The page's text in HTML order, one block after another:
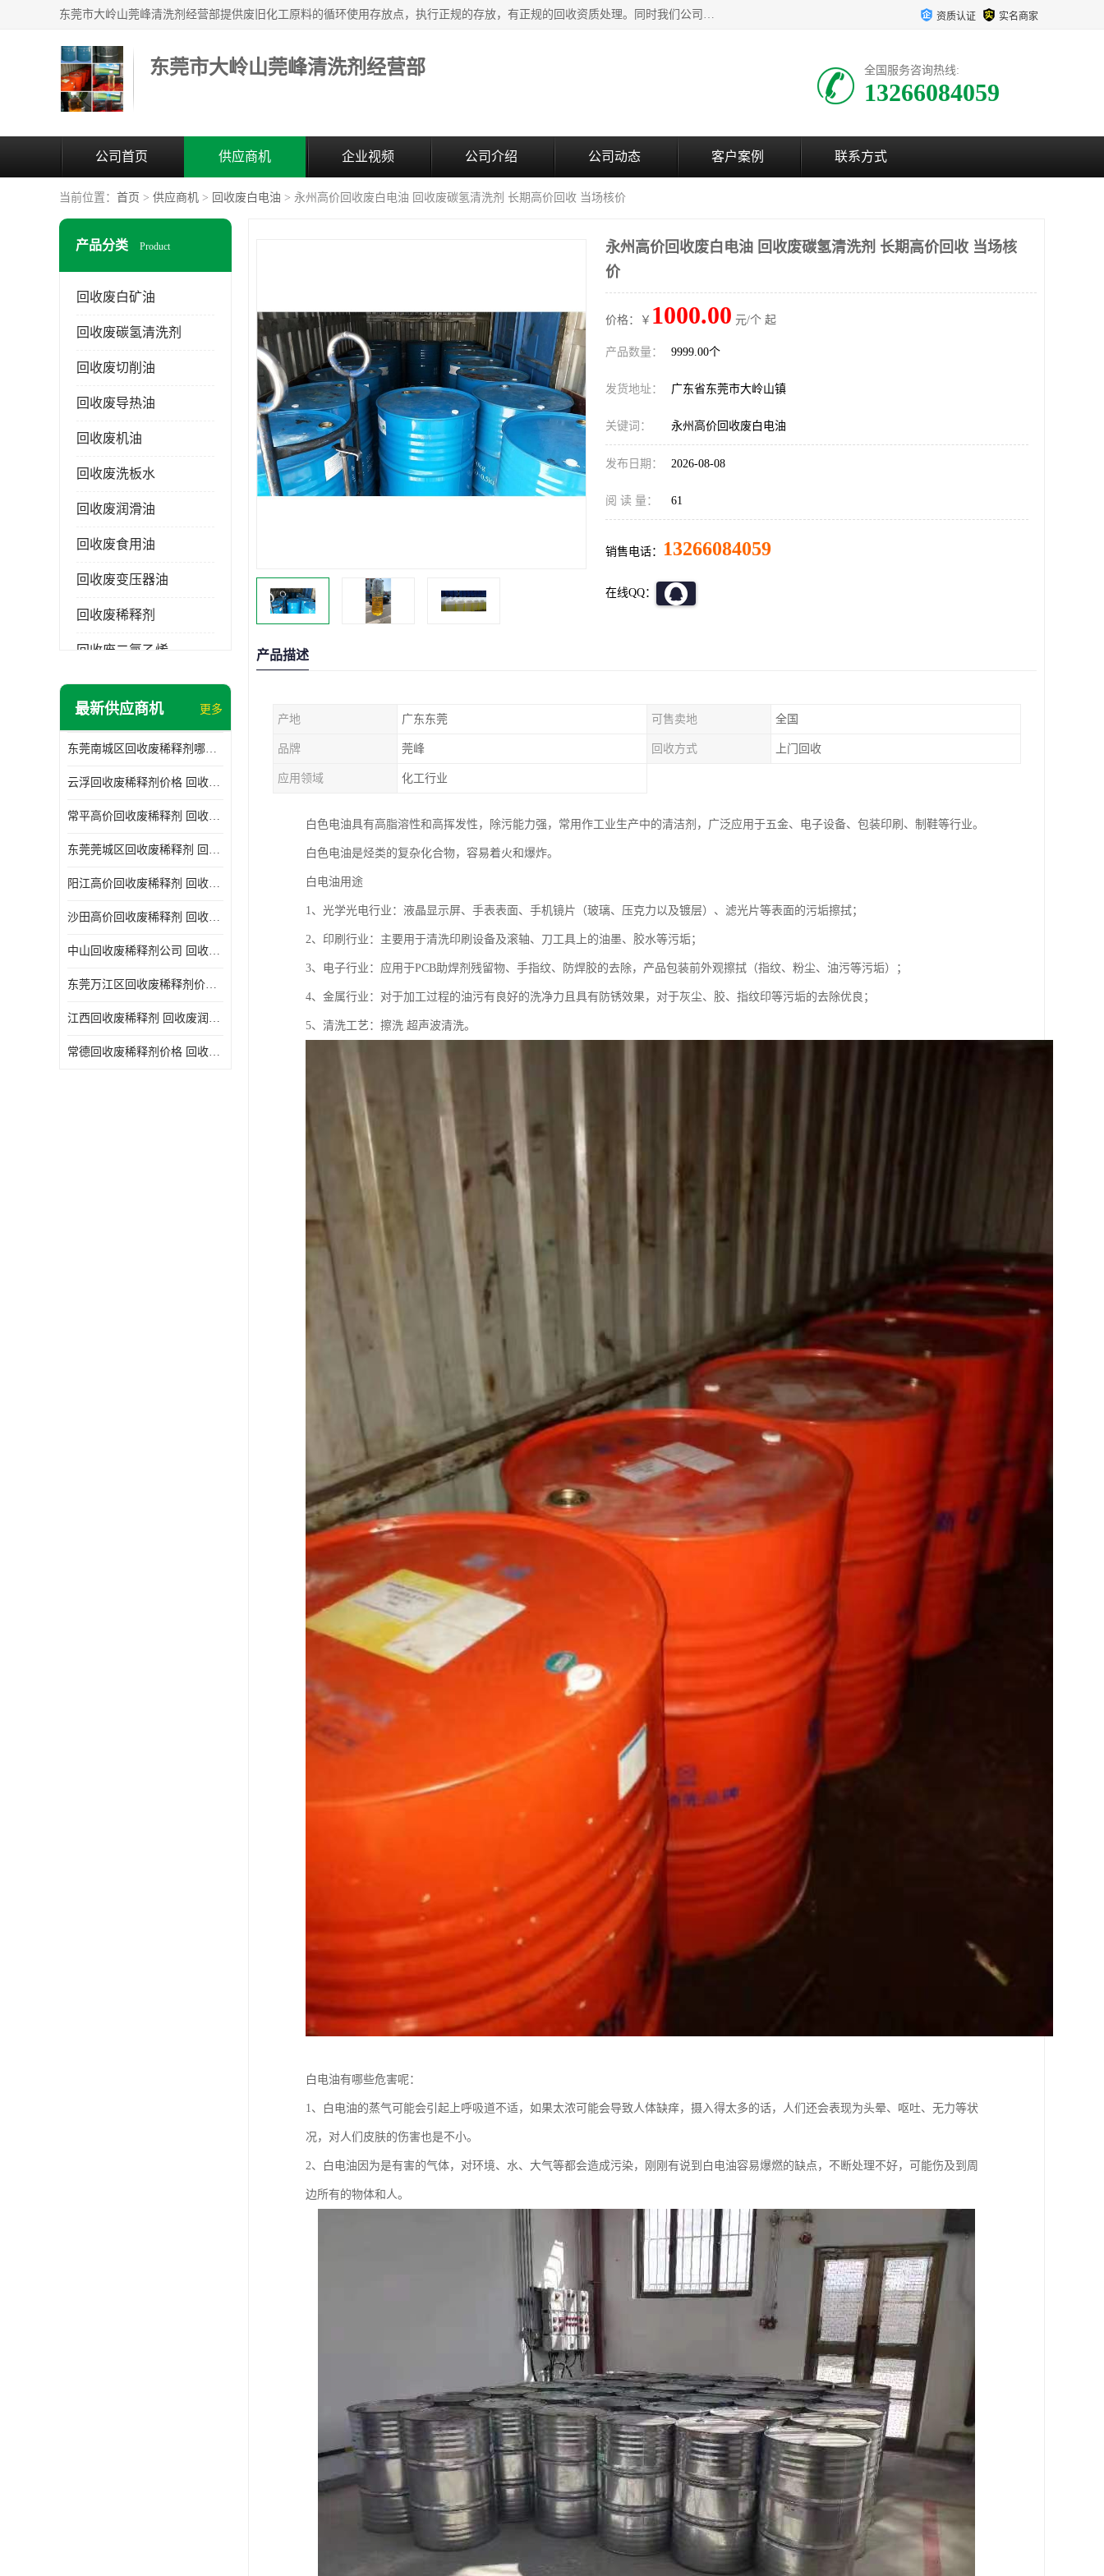
东莞市大岭山莞峰清洗剂经营部提供废旧化工原料的循环使用存放点，执行正规的存放，有正规的回收资质处理。同时我们公司批发零售回收级清洗剂，废液压油、废变压油、废清洗剂、脱模油、再生基础油，质量保证。 资质认证 实名商家
东莞市大岭山莞峰清洗剂经营部 全国服务咨询热线:
13266084059
公司首页 供应商机 企业视频 公司介绍 公司动态 客户案例 联系方式
当前位置： 首页 > 供应商机 > 回收废白电油 > 永州高价回收废白电油 回收废碳氢清洗剂 长期高价回收 当场核价
产品分类 Product
回收废白矿油
回收废碳氢清洗剂
回收废切削油
回收废导热油
回收废机油
回收废洗板水
回收废润滑油
回收废食用油
回收废变压器油
回收废稀释剂
回收废二氯乙烯
回收废清洗剂
回收废三氯乙烯
回收废清洗液
最新供应商机 更多
东莞南城区回收废稀释剂哪家好 回收废清洗剂
云浮回收废稀释剂价格 回收废润滑油
常平高价回收废稀释剂 回收废碳氢清洗剂
东莞莞城区回收废稀释剂 回收废食用油
阳江高价回收废稀释剂 回收废二氯甲烷
沙田高价回收废稀释剂 回收废机油
中山回收废稀释剂公司 回收废切削油
东莞万江区回收废稀释剂价格 回收废白电油
江西回收废稀释剂 回收废润滑油
常德回收废稀释剂价格 回收废清洗液
永州高价回收废白电油 回收废碳氢清洗剂 长期高价回收 当场核
价
价格：￥ 1000.00 元/个 起
产品数量： 9999.00个
发货地址： 广东省东莞市大岭山镇
关键词： 永州高价回收废白电油
发布日期： 2026-08-08
阅 读 量： 61
销售电话： 13266084059
在线QQ：
产品描述
产地 广东东莞 可售卖地 全国
品牌 莞峰 回收方式 上门回收
应用领域 化工行业
白色电油具有高脂溶性和高挥发性，除污能力强，常用作工业生产中的清洁剂，广泛应用于五金、电子设备、包装印刷、制鞋等行业。
白色电油是烃类的复杂化合物，容易着火和爆炸。
白电油用途
1、光学光电行业：液晶显示屏、手表表面、手机镜片（玻璃、压克力以及镀层）、滤光片等表面的污垢擦拭；
2、印刷行业：主要用于清洗印刷设备及滚轴、刀工具上的油墨、胶水等污垢；
3、电子行业：应用于PCB助焊剂残留物、手指纹、防焊胶的去除，产品包装前外观擦拭（指纹、粉尘、油污等污垢）；
4、金属行业：对于加工过程的油污有良好的洗净力且具有防锈效果，对于灰尘、胶、指纹印等污垢的去除优良；
5、清洗工艺：擦洗 超声波清洗。
白电油有哪些危害呢：
1、白电油的蒸气可能会引起上呼吸道不适，如果太浓可能会导致人体缺痒，摄入得太多的话，人们还会表现为头晕、呕吐、无力等状
况，对人们皮肤的伤害也是不小。
2、白电油因为是有害的气体，对环境、水、大气等都会造成污染，刚刚有说到白电油容易爆燃的缺点，不断处理不好，可能伤及到周
边所有的物体和人。